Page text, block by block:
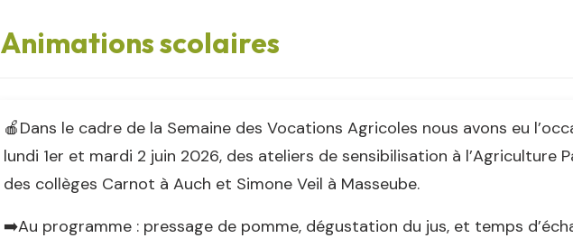
Animations scolaires
🍎Dans le cadre de la Semaine des Vocations Agricoles nous avons eu
lundi 1er et mardi 2 juin 2026, des ateliers de sensibilisation à l’Agriculture
des collèges Carnot à Auch et Simone Veil à Masseube.
➡️Au programme : pressage de pomme, dégustation du jus, et temps